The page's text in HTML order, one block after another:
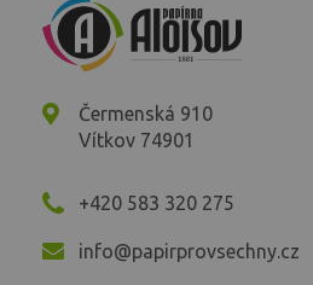
Čermenská 910
Vítkov 74901
+420 583 320 275
info@papirprovsechny.cz